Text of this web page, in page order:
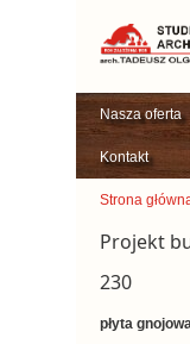
Nasza oferta
Kontakt
Strona
Projekt
230
płyta